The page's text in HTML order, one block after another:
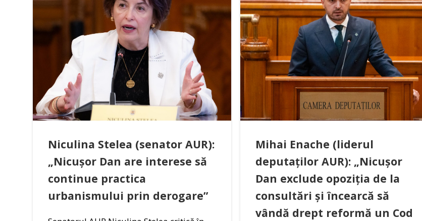
Niculina Stelea (senator AUR):
„Nicușor Dan are interese să
continue practica
urbanismului prin derogare”
Mihai Enache (liderul
deputaților AUR): „Nicușor
Dan exclude opoziția de la
consultări și încearcă să
vândă drept reformă un Cod